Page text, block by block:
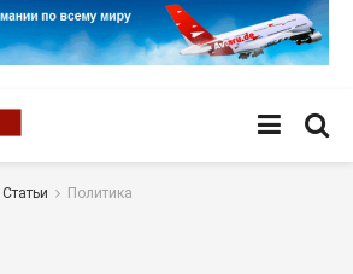
Статьи Политика